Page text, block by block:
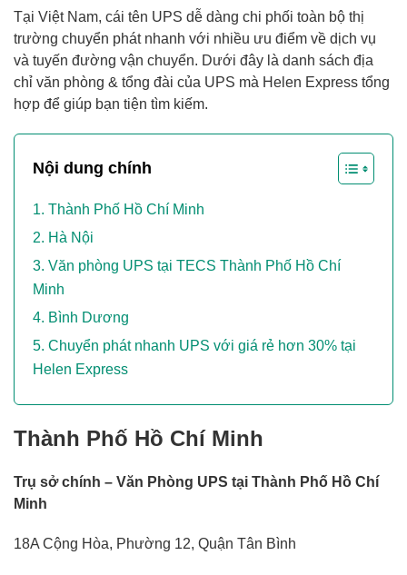
Tại Việt Nam, cái tên UPS dễ dàng chi phối toàn bộ thị
trường chuyển phát nhanh với nhiều ưu điểm về dịch vụ
và tuyến đường vận chuyển. Dưới đây là danh sách địa
chỉ văn phòng & tổng đài của UPS mà Helen Express tổng
hợp để giúp bạn tiện tìm kiếm.
Nội dung chính
Thành Phố Hồ Chí Minh
Hà Nội
Văn phòng UPS tại TECS Thành Phố Hồ Chí
Minh
Bình Dương
Chuyển phát nhanh UPS với giá rẻ hơn 30% tại
Helen Express
Thành Phố Hồ Chí Minh
Trụ sở chính – Văn Phòng UPS tại Thành Phố Hồ Chí
Minh
18A Cộng Hòa, Phường 12, Quận Tân Bình